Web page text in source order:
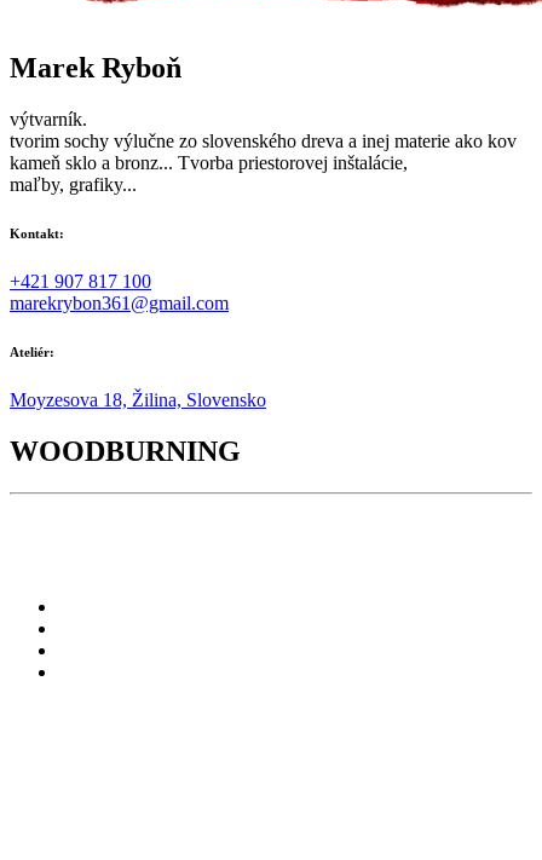
Marek Ryboň
výtvarník.
tvorim sochy výlučne zo slovenského dreva a inej materie ako kov
kameň sklo a bronz... Tvorba priestorovej inštalácie,
maľby, grafiky...
Kontakt:
+421 907 817 100
marekrybon361@gmail.com
Ateliér:
Moyzesova 18, Žilina, Slovensko
WOODBURNING